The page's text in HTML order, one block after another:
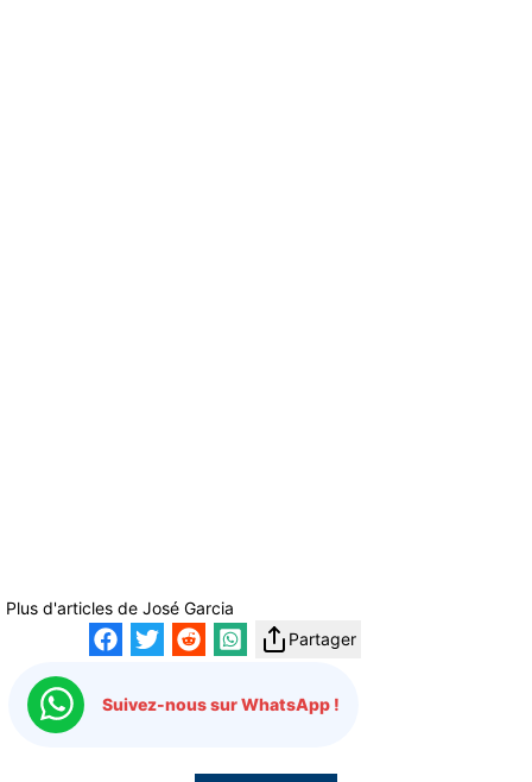
Plus d'articles de José Garcia
Partager
Suivez-nous sur WhatsApp !